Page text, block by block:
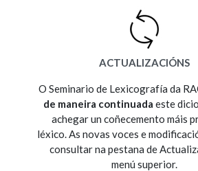
OUTRAS OPCIÓNS DE BUSCA
Marcas gramaticais
ACTUALIZACIÓNS
O Seminario de Lexicografía da
de maneira continuada este
achegar un coñecemento máis
léxico. As novas voces e
consultar na pestana de
menú superior.